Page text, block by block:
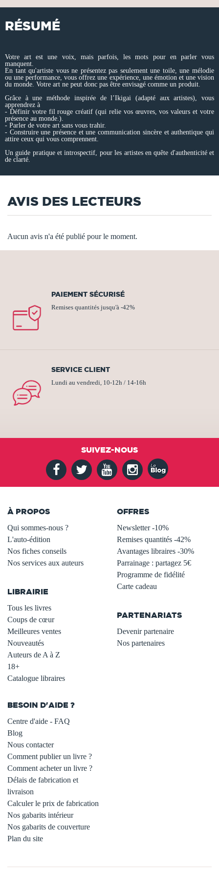
RÉSUMÉ
Votre art est une voix, mais parfois, les mots pour en parler vous
manquent.
En tant qu'artiste vous ne présentez pas seulement une toile, une mélodie
ou une performance, vous offrez une expérience, une émotion et une vision
du monde. Votre art ne peut donc pas être envisagé comme un produit.
Grâce à une méthode inspirée de l’Ikigai (adapté aux artistes), vous
apprendrez à
- Définir votre fil rouge créatif (qui relie vos œuvres, vos valeurs et votre
présence au monde.).
- Parler de votre art sans vous trahir.
- Construire une présence et une communication sincère et authentique qui
attire ceux qui vous comprennent.
Un guide pratique et introspectif, pour les artistes en quête d'authenticité et
de clarté.
AVIS DES LECTEURS
Aucun avis n'a été publié pour le moment.
PAIEMENT SÉCURISÉ
Remises quantités jusqu'à -42%
SERVICE CLIENT
Lundi au vendredi, 10-12h / 14-16h
SUIVEZ-NOUS
À PROPOS
Qui sommes-nous ?
L'auto-édition
Nos fiches conseils
Nos services aux auteurs
LIBRAIRIE
Tous les livres
Coups de cœur
Meilleures ventes
Nouveautés
Auteurs de A à Z
18+
Catalogue libraires
OFFRES
Newsletter -10%
Remises quantités -42%
Avantages libraires -30%
Parrainage : partagez 5€
Programme de fidélité
Carte cadeau
PARTENARIATS
Devenir partenaire
Nos partenaires
BESOIN D'AIDE ?
Centre d'aide - FAQ
Blog
Nous contacter
Comment publier un livre ?
Comment acheter un livre ?
Délais de fabrication et
livraison
Calculer le prix de fabrication
Nos gabarits intérieur
Nos gabarits de couverture
Plan du site